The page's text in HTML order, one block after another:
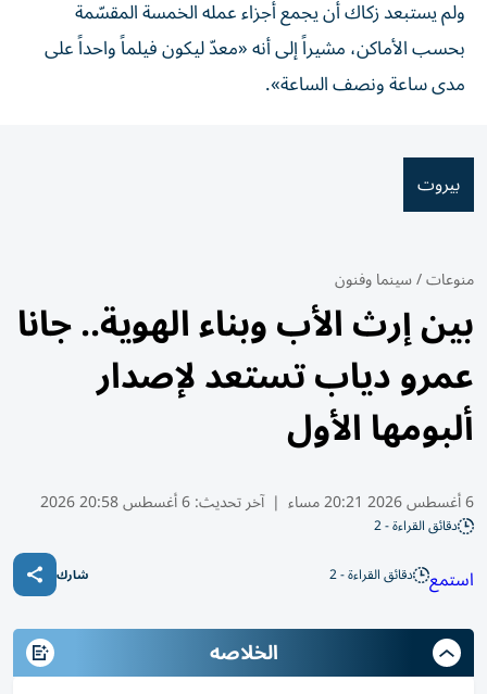
ولم يستبعد زكاك أن يجمع أجزاء عمله الخمسة المقسّمة
بحسب الأماكن، مشيراً إلى أنه «معدّ ليكون فيلماً واحداً على
مدى ساعة ونصف الساعة».
بيروت
منوعات/سينما وفنون
بين إرث الأب وبناء الهوية.. جانا
عمرو دياب تستعد لإصدار
ألبومها الأول
6 أغسطس 2026 20:21 مساء | آخر تحديث:6 أغسطس 20:58 2026
دقائق القراءة - 2
استمع دقائق القراءة - 2 شارك
الخلاصه